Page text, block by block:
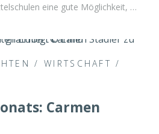
eine gute Möglichkeit, …
/WIRTSCHAFT /
Carmen